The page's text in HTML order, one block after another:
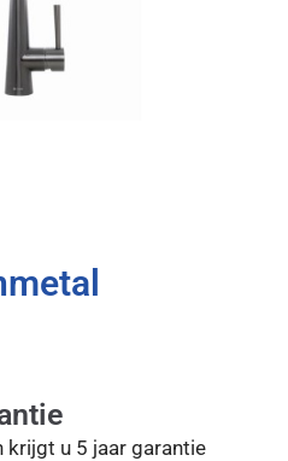
krijgt u 5 jaar garantie